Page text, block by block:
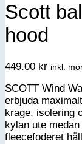
Scott
hood
449.00 kr inkl.
SCOTT Wind
erbjuda
krage, isolering
kylan ute
fleecefoderet